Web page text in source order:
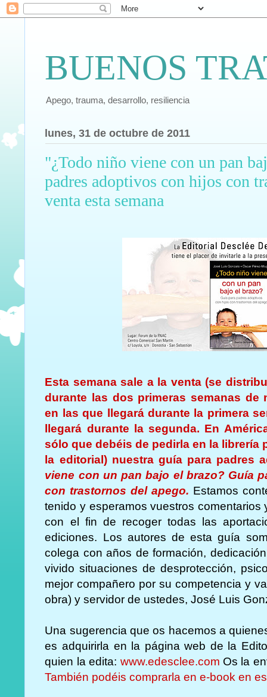
BUENOS
Apego, trauma, desarrollo, resiliencia
lunes, 31 de octubre de 2011
"¿Todo niño viene con un pan
padres adoptivos con hijos con
venta esta semana
Esta semana sale a la venta (se
durante las dos primeras semanas de
en las que llegará durante la primera
llegará durante la segunda. En
sólo que debéis de pedirla en la librería
la editorial) nuestra guía para padres
viene con un pan bajo el brazo? Guía
con trastornos del apego. Estamos
tenido y esperamos vuestros
con el fin de recoger todas las
ediciones. Los autores de esta guía
colega con años de formación,
vivido situaciones de desprotección,
mejor compañero por su competencia y
obra) y servidor de ustedes, José Luis
Una sugerencia que os hacemos a
es adquirirla en la página web de la
quien la edita: www.edesclee.com Os la
También podéis comprarla en e-book en